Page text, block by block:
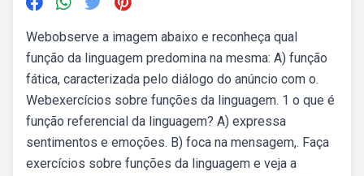
Webobserve a imagem abaixo e reconheça qual
função da linguagem predomina na mesma: A) função
fática, caracterizada pelo diálogo do anúncio com o.
Webexercícios sobre funções da linguagem. 1 o que é
função referencial da linguagem? A) expressa
sentimentos e emoções. B) foca na mensagem,. Faça
exercícios sobre funções da linguagem e veja a